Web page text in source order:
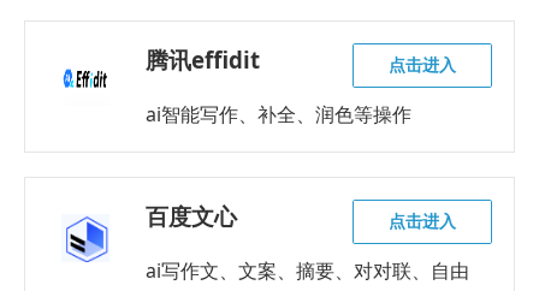
腾讯effidit 点击进入
ai智能写作、补全、润色等操作
百度文心 点击进入
ai写作文、文案、摘要、对对联、自由